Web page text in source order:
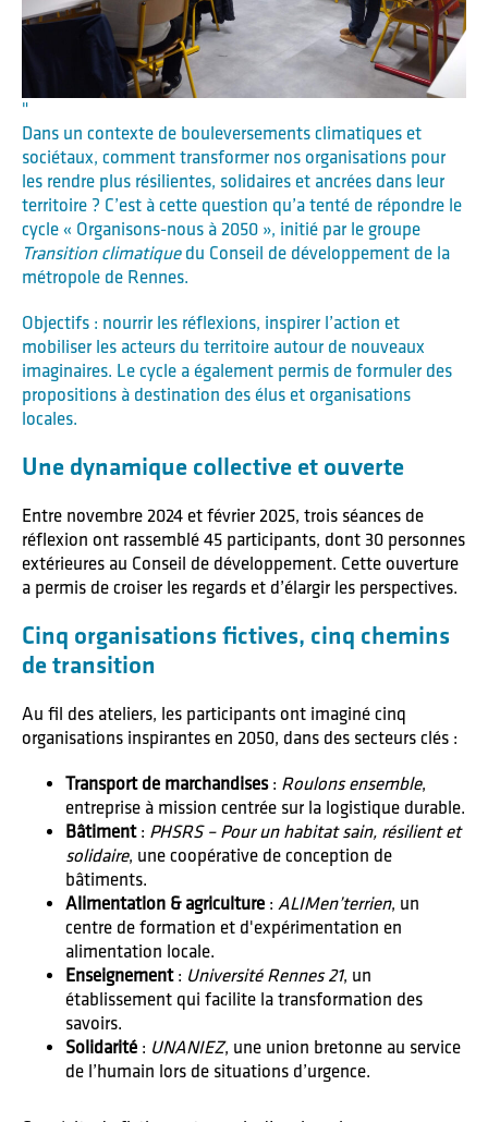
Dans un contexte de bouleversements climatiques et
sociétaux, comment transformer nos organisations pour
les rendre plus résilientes, solidaires et ancrées dans leur
territoire ? C’est à cette question qu’a tenté de répondre le
cycle « Organisons-nous à 2050 », initié par le groupe
Transition climatiquedu Conseil de développement de la
métropole de Rennes.
Objectifs : nourrir les réflexions, inspirer l’action et
mobiliser les acteurs du territoire autour de nouveaux
imaginaires. Le cycle a également permis de formuler des
propositions à destination des élus et organisations
locales.
Une dynamique collective et ouverte
Entre novembre 2024 et février 2025, trois séances de
réflexion ont rassemblé 45 participants, dont 30 personnes
extérieures au Conseil de développement. Cette ouverture
a permis de croiser les regards et d’élargir les perspectives.
Cinq organisations fictives, cinq chemins
de transition
Au fil des ateliers, les participants ont imaginé cinq
organisations inspirantes en 2050, dans des secteurs clés :
Transport de marchandises: Roulons ensemble,
entreprise à mission centrée sur la logistique durable.
Bâtiment: PHSRS – Pour un habitat sain, résilient et
solidaire, une coopérative de conception de
bâtiments.
Alimentation & agriculture : ALIMen’terrien, un
centre de formation et d'expérimentation en
alimentation locale.
Enseignement: Université Rennes 21, un
établissement qui facilite la transformation des
savoirs.
Solidarité : UNANIEZ, une union bretonne au service
de l’humain lors de situations d’urgence.
"